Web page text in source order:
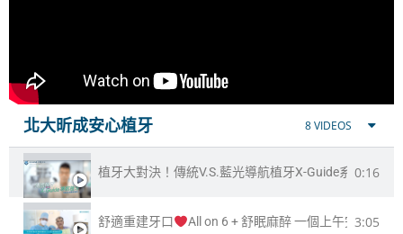
北大昕成安心植牙 8 VIDEOS
植牙大對決！傳統V.S.藍光導航植牙X-Guide系統0:16
舒適重建牙口 All on 6 + 舒眠麻醉 一個上午完成重
3:05